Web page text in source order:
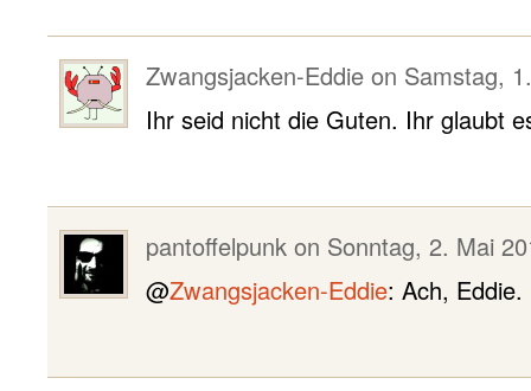
Zwangsjacken-Eddie on Samstag,
Ihr seid nicht die Guten. Ihr glaubt
pantoffelpunk on Sonntag, 2. Mai
@Zwangsjacken-Eddie: Ach, Eddie.